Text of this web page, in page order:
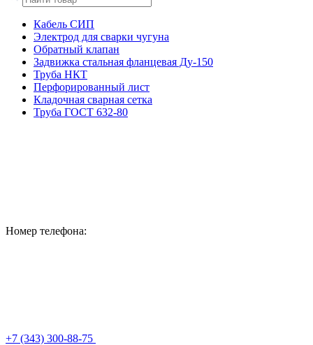
Кабель СИП
Электрод для сварки чугуна
Обратный клапан
Задвижка стальная фланцевая Ду-150
Труба НКТ
Перфорированный лист
Кладочная сварная сетка
Труба ГОСТ 632-80
Номер телефона:
+7 (343) 300-88-75